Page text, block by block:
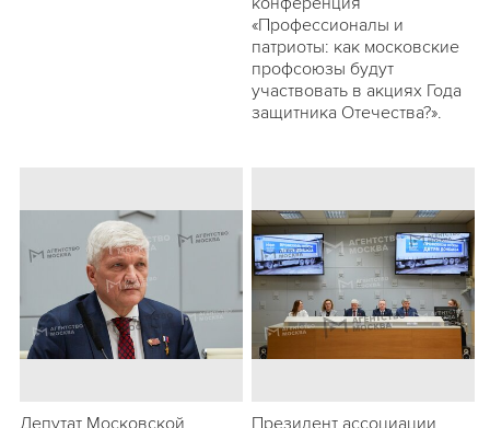
«Профессионалы и
патриоты: как московские
профсоюзы будут
участвовать в акциях Года
защитника Отечества?».
Депутат Московской
Президент ассоциации